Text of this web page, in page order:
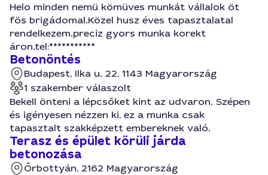
Helo minden nemü kömüves munkát vállalok öt
fös brigádomal.Közel husz éves tapasztalatal
rendelkezem.preciz gyors munka korekt
áron.tel:***********
Betonöntés
Budapest, Ilka u. 22, 1143 Magyarország
1 szakember válaszolt
Bekell önteni a lépcsőket kint az udvaron. Szépen
és igényesen nézzen ki, ez a munka csak
tapasztalt szakképzett embereknek való.
Terasz és épület körüli járda
betonozása
Őrbottyán, 2162 Magyarország